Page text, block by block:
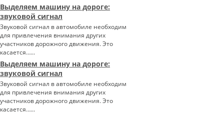
Выделяем машину на дороге:
звуковой сигнал
Звуковой сигнал в автомобиле необходим
для привлечения внимания других
участников дорожного движения. Это
касается…...
Выделяем машину на дороге:
звуковой сигнал
Звуковой сигнал в автомобиле необходим
для привлечения внимания других
участников дорожного движения. Это
касается…...